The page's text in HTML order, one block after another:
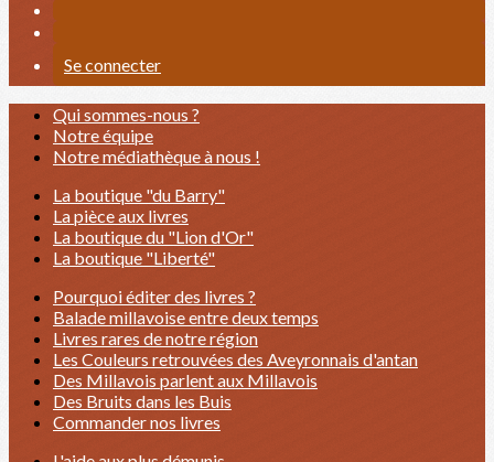
Se connecter
Qui sommes-nous ?
Notre équipe
Notre médiathèque à nous !
La boutique "du Barry"
La pièce aux livres
La boutique du "Lion d'Or"
La boutique "Liberté"
Pourquoi éditer des livres ?
Balade millavoise entre deux temps
Livres rares de notre région
Les Couleurs retrouvées des Aveyronnais d'antan
Des Millavois parlent aux Millavois
Des Bruits dans les Buis
Commander nos livres